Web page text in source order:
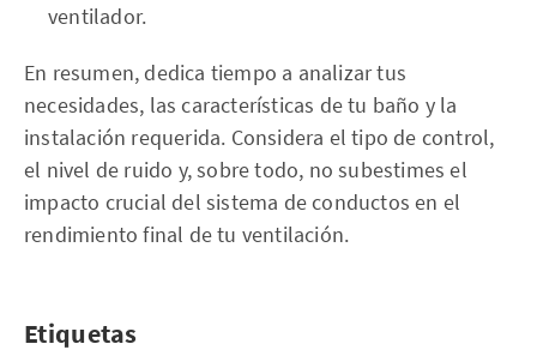
ventilador.
En resumen, dedica tiempo a analizar tus
necesidades, las características de tu baño y la
instalación requerida. Considera el tipo de control,
el nivel de ruido y, sobre todo, no subestimes el
impacto crucial del sistema de conductos en el
rendimiento final de tu ventilación.
Etiquetas